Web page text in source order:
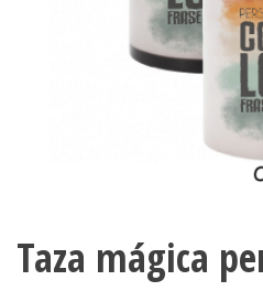
Taza mágica